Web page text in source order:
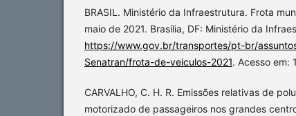
BRASIL. Ministério da Infraestrutura. Frota
maio de 2021. Brasília, DF: Ministério da
https://www.gov.br/transportes/pt-br/
Senatran/frota-de-veiculos-2021. Acesso em:
CARVALHO, C. H. R. Emissões relativas de
motorizado de passageiros nos grandes